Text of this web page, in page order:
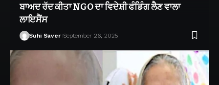
ਬਾਅਦ ਰੱਦ ਕੀਤਾ NGO ਦਾ ਵਿਦੇਸ਼ੀ ਫੰਡਿੰਗ ਲੈਣ ਵਾਲਾ
ਲਾਇਸੈਂਸ
Suhi Saver September 26, 2025